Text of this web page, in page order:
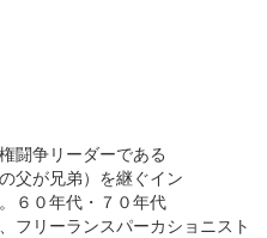
闘争リーダーである
父が兄弟）を継ぐイン
６０年代・７０年代
フリーランスパーカショニスト